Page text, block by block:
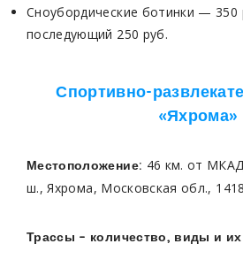
Сноубордические ботинки — 350
последующий 250 руб.
Спортивно-
«Яхрома»
Местоположение: 46 км. от
ш., Яхрома, Московская обл.,
Трассы – количество, виды и